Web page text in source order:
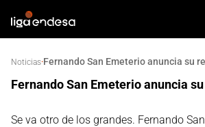
Noticias·Fernando San Emeterio anuncia su
Fernando San Emeterio anuncia
Se va otro de los grandes. Fernando